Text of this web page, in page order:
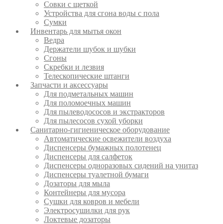
Совки с щеткой
Устройства для сгона воды с пола
Сумки
Инвентарь для мытья окон
Ведра
Держатели шубок и шубки
Сгоны
Скребки и лезвия
Телескопические штанги
Запчасти и аксессуары
Для подметальных машин
Для поломоечных машин
Для пылеводососов и экстракторов
Для пылесосов сухой уборки
Санитарно-гигиеническое оборудование
Автоматические освежители воздуха
Диспенсеры бумажных полотенец
Диспенсеры для салфеток
Диспенсеры одноразовых сидений на унитаз
Диспенсеры туалетной бумаги
Дозаторы для мыла
Контейнеры для мусора
Сушки для ковров и мебели
Электросушилки для рук
Локтевые дозаторы